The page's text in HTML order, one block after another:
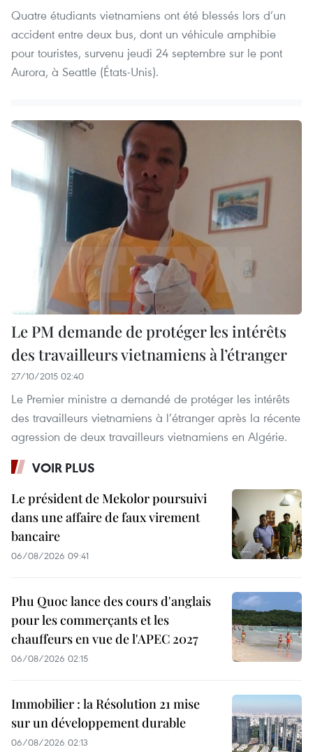
Quatre étudiants vietnamiens ont été blessés lors d’un
accident entre deux bus, dont un véhicule amphibie
pour touristes, survenu jeudi 24 septembre sur le pont
Aurora, à Seattle (États-Unis).
Le PM demande de protéger les intérêts
des travailleurs vietnamiens à l’étranger
27/10/2015 02:40
Le Premier ministre a demandé de protéger les intérêts
des travailleurs vietnamiens à l’étranger après la récente
agression de deux travailleurs vietnamiens en Algérie.
VOIR PLUS
Le président de Mekolor poursuivi
dans une affaire de faux virement
bancaire
06/08/2026 09:41
Phu Quoc lance des cours d'anglais
pour les commerçants et les
chauffeurs en vue de l'APEC 2027
06/08/2026 02:15
Immobilier : la Résolution 21 mise
sur un développement durable
06/08/2026 02:13